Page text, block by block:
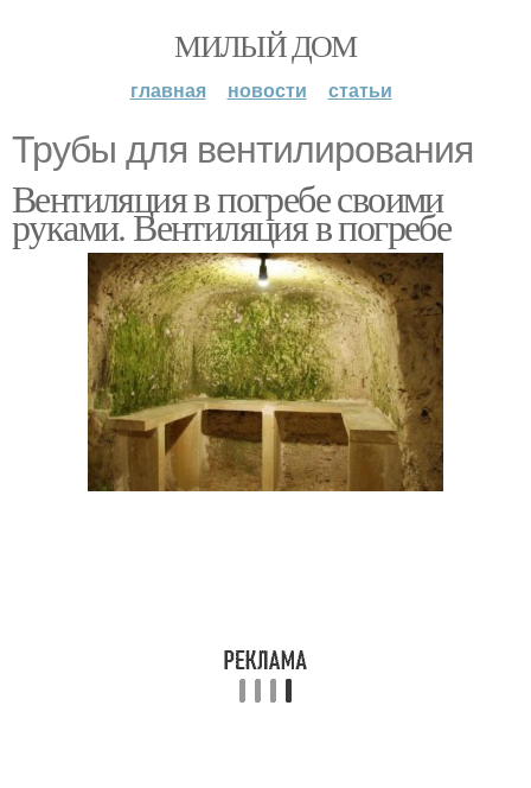
МИЛЫЙ ДОМ
главная новости статьи
Трубы для вентилирования
Вентиляция в погребе своими
руками. Вентиляция в погребе